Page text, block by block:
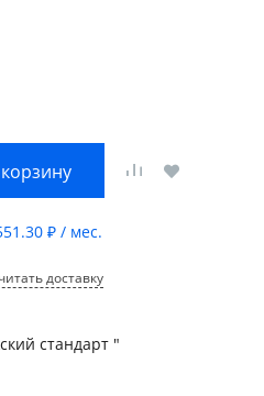
₽ / мес.
доставку
стандарт "